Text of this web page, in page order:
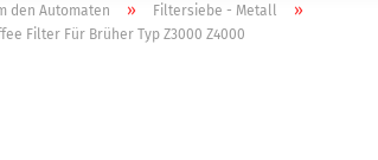
den Automaten » Filtersiebe - Metall »
Filter Für Brüher Typ Z3000 Z4000